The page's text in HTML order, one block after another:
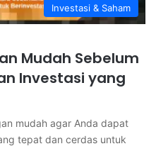
Investasi & Saham
Mudah Sebelum
Investasi yang
mudah agar Anda dapat
tepat dan cerdas untuk